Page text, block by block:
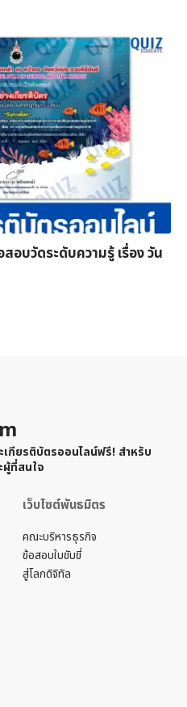
อบวัดระดับความรู้ เรื่อง วัน
กียรติบัตรออนไลน์ฟรี! สำหรับ
ที่สนใจ
เว็บไซต์พันธมิตร
คณะบริหารธุรกิจ
ข้อสอบใบขับขี่
สู่โลกดิจิทัล